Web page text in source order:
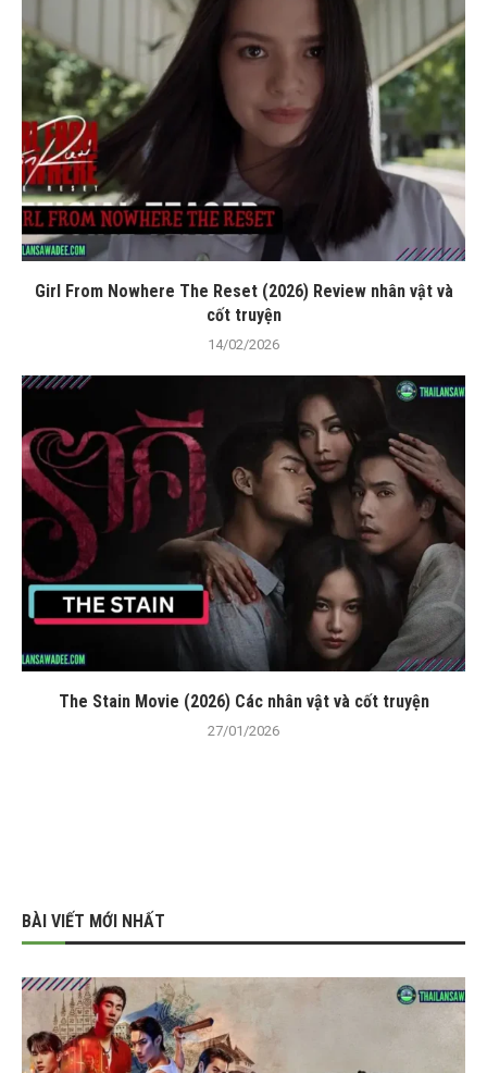
Girl From Nowhere The Reset (2026) Review nhân vật và
cốt truyện
14/02/2026
The Stain Movie (2026) Các nhân vật và cốt truyện
27/01/2026
BÀI VIẾT MỚI NHẤT